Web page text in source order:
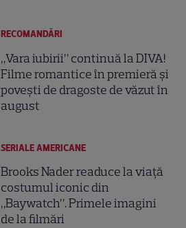
RECOMANDĂRI
„Vara iubirii” continuă la DIVA!
Filme romantice în premieră și
povești de dragoste de văzut în
august
SERIALE AMERICANE
Brooks Nader readuce la viață
costumul iconic din
„Baywatch”. Primele imagini
de la filmări